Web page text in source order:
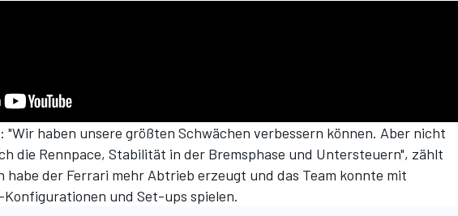
"Wir haben unsere größten Schwächen verbessern können. Aber nicht
die Rennpace, Stabilität in der Bremsphase und Untersteuern", zählt
habe der Ferrari mehr Abtrieb erzeugt und das Team konnte mit
und Set-ups spielen.